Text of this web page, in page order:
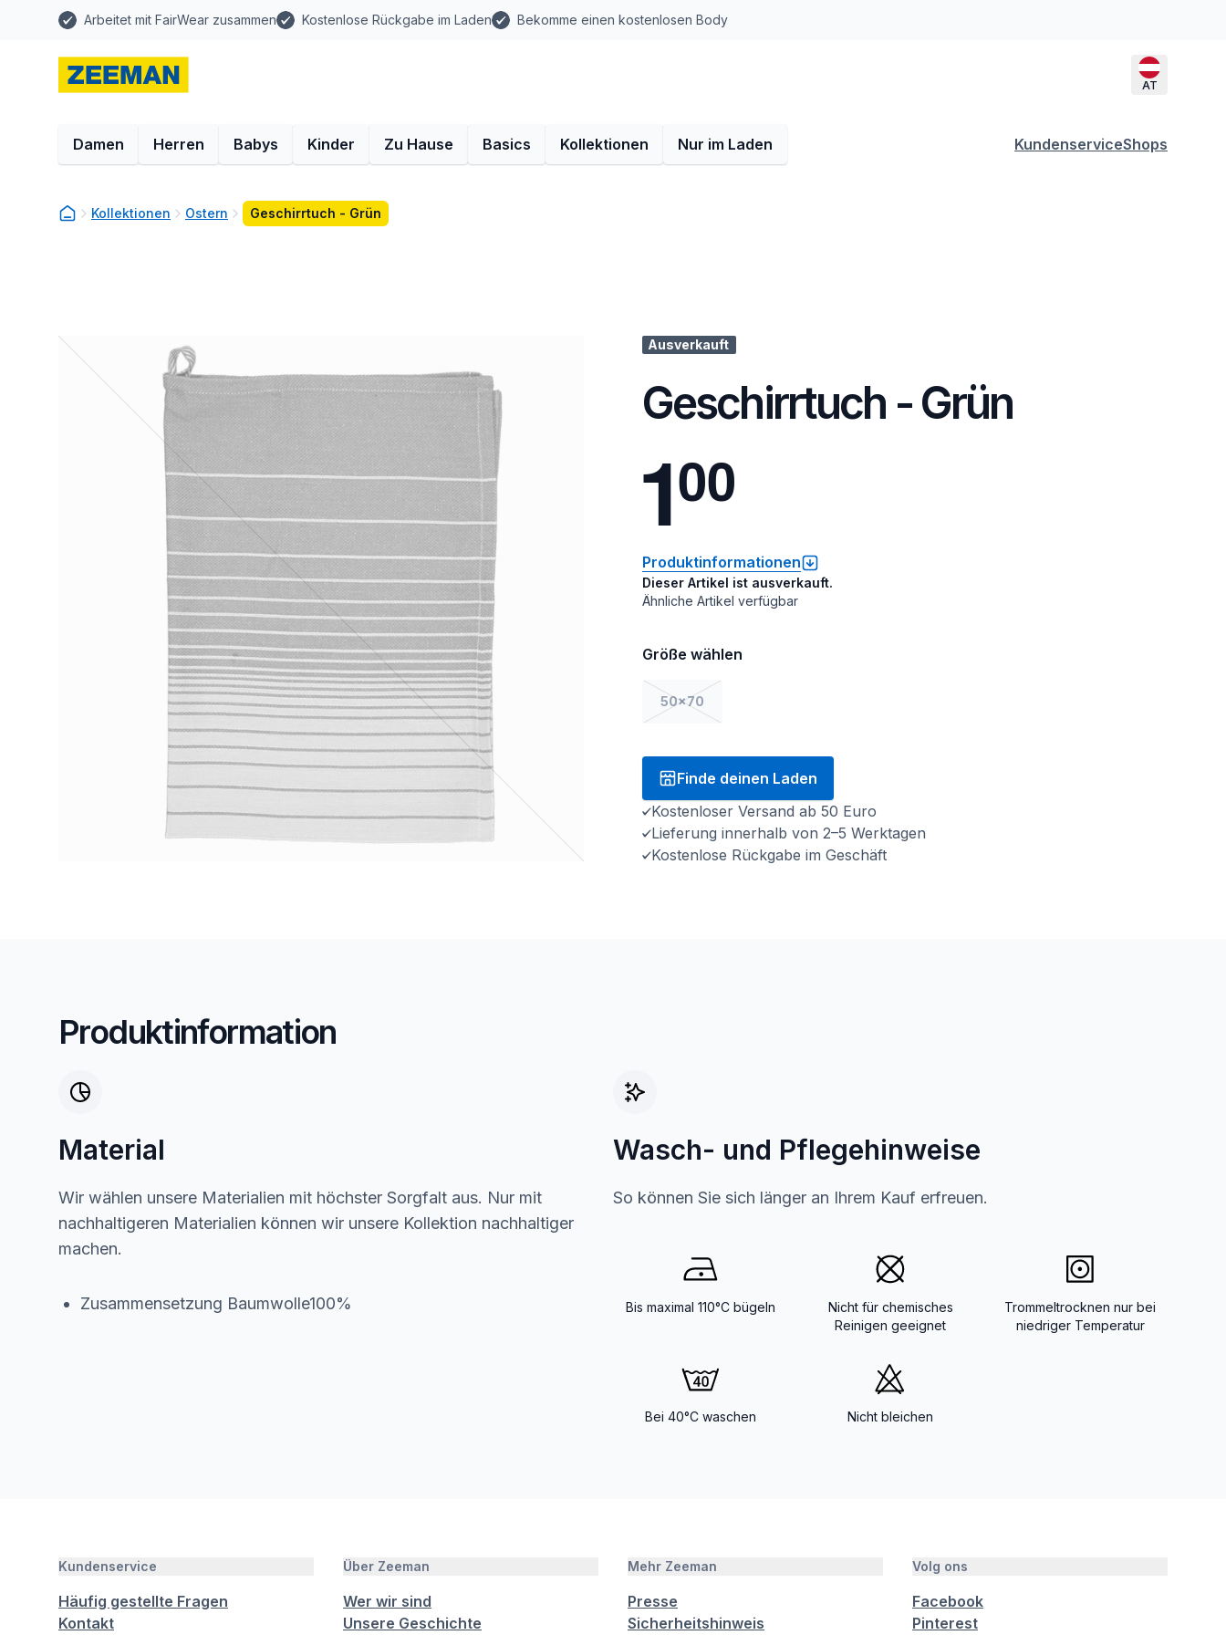
Arbeitet mit FairWear zusammen Kostenlose Rückgabe im Laden Bekomme einen kostenlosen Body
AT
Damen Herren Babys Kinder Zu Hause Basics Kollektionen Nur im Laden KundenserviceShops
Kollektionen Ostern Geschirrtuch - Grün
Ausverkauft
Geschirrtuch - Grün
100
Produktinformationen
Dieser Artikel ist ausverkauft.
Ähnliche Artikel verfügbar
Größe wählen
50x70
Finde deinen Laden
Kostenloser Versand ab 50 Euro
Lieferung innerhalb von 2–5 Werktagen
Kostenlose Rückgabe im Geschäft
Produktinformation
Material
Wir wählen unsere Materialien mit höchster Sorgfalt aus. Nur mit
nachhaltigeren Materialien können wir unsere Kollektion nachhaltiger
machen.
Zusammensetzung Baumwolle100%
Wasch- und Pflegehinweise
So können Sie sich länger an Ihrem Kauf erfreuen.
Bis maximal 110°C bügeln
Nicht für chemisches
Reinigen geeignet
Trommeltrocknen nur bei
niedriger Temperatur
Bei 40°C waschen Nicht bleichen
Kundenservice
Häufig gestellte Fragen
Kontakt
Über Zeeman
Wer wir sind
Unsere Geschichte
Mehr Zeeman
Presse
Sicherheitshinweis
Volg ons
Facebook
Pinterest